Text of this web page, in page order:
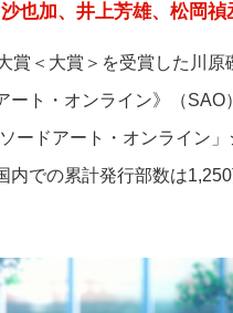
也加、井上芳雄、松岡
賞＜大賞＞を受賞した川
ート・オンライン》（
ードアート・オンライン
内での累計発行部数は